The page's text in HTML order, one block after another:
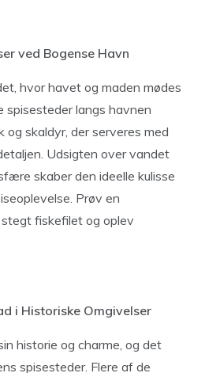
ved Bogense Havn
hvor havet og maden mødes
spisesteder langs havnen
skaldyr, der serveres med
Udsigten over vandet
skaber den ideelle kulisse
Prøv en
fiskefilet og oplev
i Historiske Omgivelser
historie og charme, og det
spisesteder. Flere af de